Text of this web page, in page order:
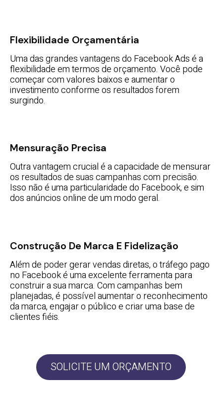
Flexibilidade Orçamentária
Uma das grandes vantagens do Facebook Ads é a
flexibilidade em termos de orçamento. Você pode
começar com valores baixos e aumentar o
investimento conforme os resultados forem
surgindo.
Mensuração Precisa
Outra vantagem crucial é a capacidade de mensurar
os resultados de suas campanhas com precisão.
Isso não é uma particularidade do Facebook, e sim
dos anúncios online de um modo geral.
Construção De Marca E Fidelização
Além de poder gerar vendas diretas, o tráfego pago
no Facebook é uma excelente ferramenta para
construir a sua marca. Com campanhas bem
planejadas, é possível aumentar o reconhecimento
da marca, engajar o público e criar uma base de
clientes fiéis.
SOLICITE UM ORÇAMENTO